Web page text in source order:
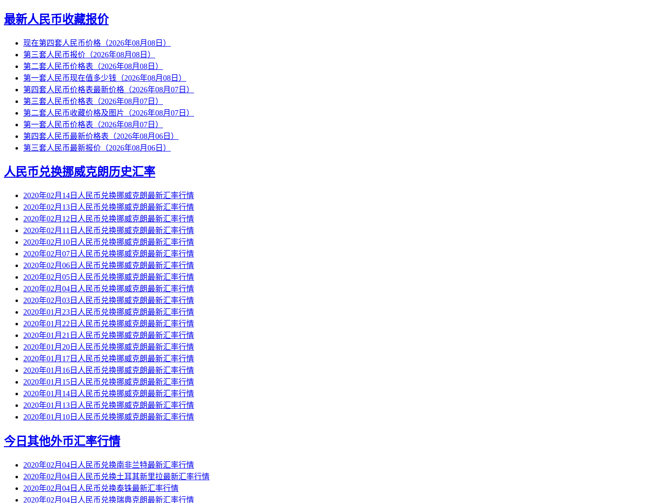
最新人民币收藏报价
现在第四套人民币价格（2026年08月08日）
第三套人民币报价（2026年08月08日）
第二套人民币价格表（2026年08月08日）
第一套人民币现在值多少钱（2026年08月08日）
第四套人民币价格表最新价格（2026年08月07日）
第三套人民币价格表（2026年08月07日）
第二套人民币收藏价格及图片（2026年08月07日）
第一套人民币价格表（2026年08月07日）
第四套人民币最新价格表（2026年08月06日）
第三套人民币最新报价（2026年08月06日）
人民币兑换挪威克朗历史汇率
2020年02月14日人民币兑换挪威克朗最新汇率行情
2020年02月13日人民币兑换挪威克朗最新汇率行情
2020年02月12日人民币兑换挪威克朗最新汇率行情
2020年02月11日人民币兑换挪威克朗最新汇率行情
2020年02月10日人民币兑换挪威克朗最新汇率行情
2020年02月07日人民币兑换挪威克朗最新汇率行情
2020年02月06日人民币兑换挪威克朗最新汇率行情
2020年02月05日人民币兑换挪威克朗最新汇率行情
2020年02月04日人民币兑换挪威克朗最新汇率行情
2020年02月03日人民币兑换挪威克朗最新汇率行情
2020年01月23日人民币兑换挪威克朗最新汇率行情
2020年01月22日人民币兑换挪威克朗最新汇率行情
2020年01月21日人民币兑换挪威克朗最新汇率行情
2020年01月20日人民币兑换挪威克朗最新汇率行情
2020年01月17日人民币兑换挪威克朗最新汇率行情
2020年01月16日人民币兑换挪威克朗最新汇率行情
2020年01月15日人民币兑换挪威克朗最新汇率行情
2020年01月14日人民币兑换挪威克朗最新汇率行情
2020年01月13日人民币兑换挪威克朗最新汇率行情
2020年01月10日人民币兑换挪威克朗最新汇率行情
今日其他外币汇率行情
2020年02月04日人民币兑换南非兰特最新汇率行情
2020年02月04日人民币兑换土耳其新里拉最新汇率行情
2020年02月04日人民币兑换泰铢最新汇率行情
2020年02月04日人民币兑换瑞典克朗最新汇率行情